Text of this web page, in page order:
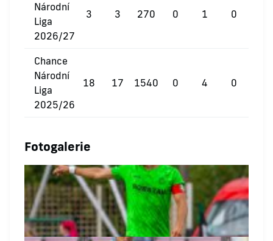
Národní
Liga
2026/27
3 3 270 0 1 0
Chance
Národní
Liga
2025/26
18 17 1540 0 4 0
Fotogalerie